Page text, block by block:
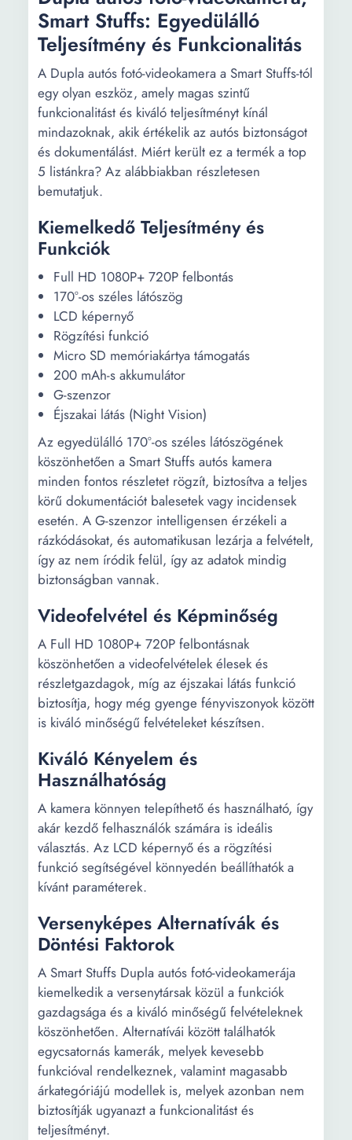
Smart Stuffs: Egyedülálló
Teljesítmény és Funkcionalitás
A Dupla autós fotó-videokamera a Smart Stuffs-tól
egy olyan eszköz, amely magas szintű
funkcionalitást és kiváló teljesítményt kínál
mindazoknak, akik értékelik az autós biztonságot
és dokumentálást. Miért került ez a termék a top
5 listánkra? Az alábbiakban részletesen
bemutatjuk.
Kiemelkedő Teljesítmény és
Funkciók
Full HD 1080P+ 720P felbontás
170°-os széles látószög
LCD képernyő
Rögzítési funkció
Micro SD memóriakártya támogatás
200 mAh-s akkumulátor
G-szenzor
Éjszakai látás (Night Vision)
Az egyedülálló 170°-os széles látószögének
köszönhetően a Smart Stuffs autós kamera
minden fontos részletet rögzít, biztosítva a teljes
körű dokumentációt balesetek vagy incidensek
esetén. A G-szenzor intelligensen érzékeli a
rázkódásokat, és automatikusan lezárja a felvételt,
így az nem íródik felül, így az adatok mindig
biztonságban vannak.
Videofelvétel és Képminőség
A Full HD 1080P+ 720P felbontásnak
köszönhetően a videofelvételek élesek és
részletgazdagok, míg az éjszakai látás funkció
biztosítja, hogy még gyenge fényviszonyok között
is kiváló minőségű felvételeket készítsen.
Kiváló Kényelem és
Használhatóság
A kamera könnyen telepíthető és használható, így
akár kezdő felhasználók számára is ideális
választás. Az LCD képernyő és a rögzítési
funkció segítségével könnyedén beállíthatók a
kívánt paraméterek.
Versenyképes Alternatívák és
Döntési Faktorok
A Smart Stuffs Dupla autós fotó-videokamerája
kiemelkedik a versenytársak közül a funkciók
gazdagsága és a kiváló minőségű felvételeknek
köszönhetően. Alternatívái között találhatók
egycsatornás kamerák, melyek kevesebb
funkcióval rendelkeznek, valamint magasabb
árkategóriájú modellek is, melyek azonban nem
biztosítják ugyanazt a funkcionalitást és
teljesítményt.